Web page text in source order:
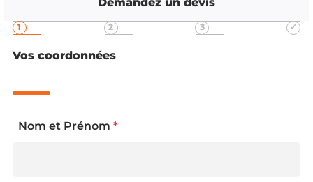
Vos coordonnées
Nom et Prénom *